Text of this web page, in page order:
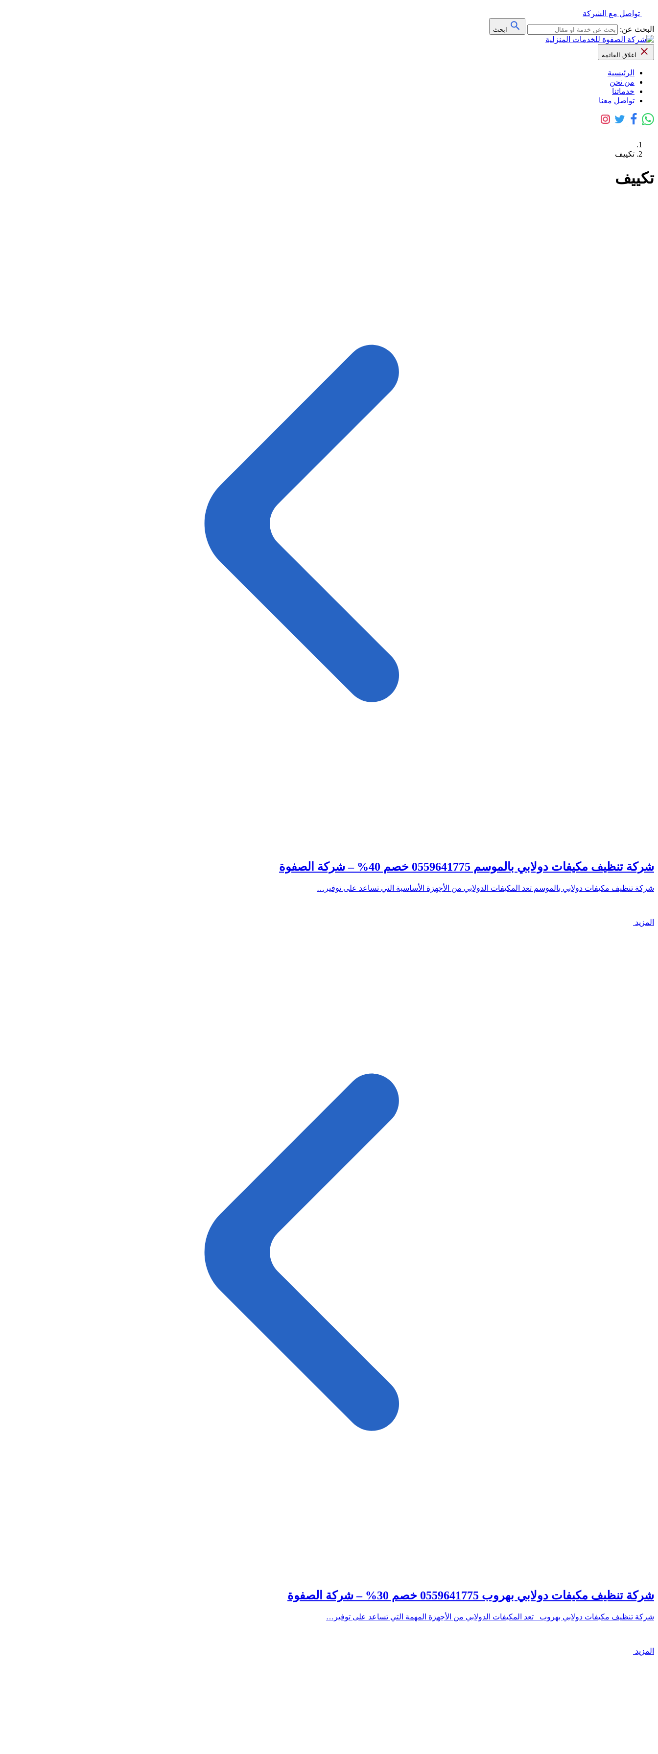
تواصل مع الشركة
البحث عن:
ابحث
اغلاق القائمة
الرئيسية
من نحن
خدماتنا
تواصل معنا
تكييف
تكييف
شركة تنظيف مكيفات دولابي بالموسم 0559641775 خصم 40% – شركة الصفوة
شركة تنظيف مكيفات دولابي بالموسم تعد المكيفات الدولابي من الأجهزة الأساسية التي تساعد على توفير…
المزيد
شركة تنظيف مكيفات دولابي بهروب 0559641775 خصم 30% – شركة الصفوة
شركة تنظيف مكيفات دولابي بهروب تعد المكيفات الدولابي من الأجهزة المهمة التي تساعد على توفير…
المزيد